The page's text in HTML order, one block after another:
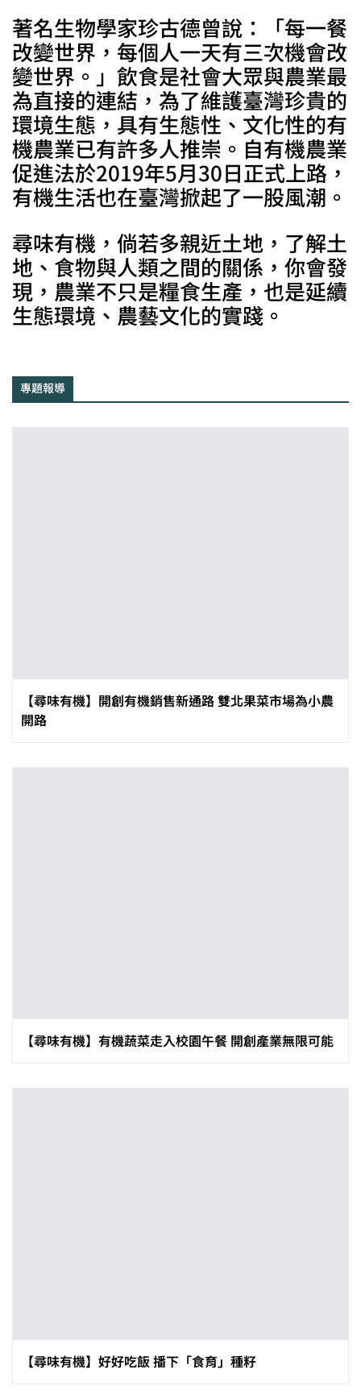
著名生物學家珍古德曾說：「每一餐
改變世界，每個人一天有三次機會改
變世界。」飲食是社會大眾與農業最
為直接的連結，為了維護臺灣珍貴的
環境生態，具有生態性、文化性的有
機農業已有許多人推崇。自有機農業
促進法於2019年5月30日正式上路，
有機生活也在臺灣掀起了一股風潮。
尋味有機，倘若多親近土地，了解土
地、食物與人類之間的關係，你會發
現，農業不只是糧食生產，也是延續
生態環境、農藝文化的實踐。
專題報導
【尋味有機】開創有機銷售新通路 雙北果菜市場為小農
開路
【尋味有機】有機蔬菜走入校園午餐 開創產業無限可能
【尋味有機】好好吃飯 播下「食育」種籽